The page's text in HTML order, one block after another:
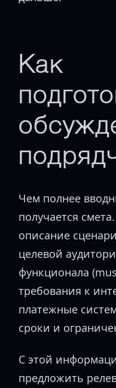
Как
Чем полнее
получается
описание
целевой
функционала
требования к
платежные
сроки и
С этой
предложить